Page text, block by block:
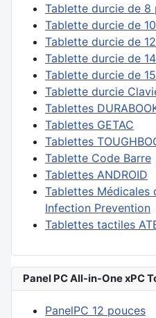
Tablette durcie de 8
Tablette durcie de
Tablette durcie de
Tablette durcie de
Tablette durcie de
Tablette durcie
Tablettes
Tablettes GETAC
Tablettes
Tablette Code Barre
Tablettes ANDROID
Tablettes Médicales
Infection Prevention
Tablettes tactiles
Panel PC All-in-One xPC
PanelPC 12 pouces